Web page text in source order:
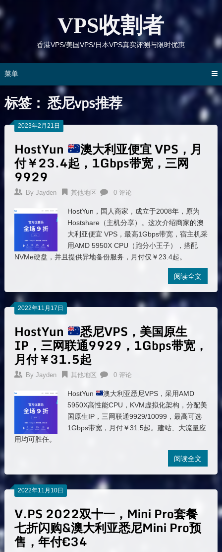
跳
到
VPS收割者
香港VPS/美国VPS/日本VPS真实评测与限时优惠
菜单
标签：悉尼vps推荐
2023年2月21日
HostYun 澳大利亚便宜 VPS，月
付￥23.4起，1Gbps带宽，三网
9929
By Jayden 其他地区 0 评论
HostYun，国人商家，成立于2008年，原为
Hostshare（主机分享）。这次介绍商家的澳
大利亚便宜 VPS，最高1Gbps带宽，宿主机采
用AMD 5950X CPU（跑分小王子），搭配
NVMe硬盘，并且提供异地备份服务，月付仅￥23.4起。
阅读全文
2022年11月17日
HostYun 悉尼VPS，美国原生
IP，三网联通9929，1Gbps带宽，
月付￥31.5起
By Jayden 其他地区 0 评论
HostYun
澳大利亚悉尼VPS，采用AMD
5950X高性能CPU，KVM虚拟化架构，分配美
国原生IP，三网联通9929/10099，最高可选
1Gbps带宽，月付￥31.5起。建站、大流量应
用均可胜任。
阅读全文
2022年11月10日
V.PS 2022双十一，Mini Pro套餐
七折闪购&澳大利亚悉尼Mini Pro预
售，年付€34